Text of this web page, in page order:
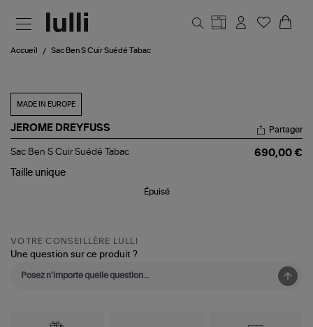
Accueil Sac Ben S Cuir Suédé Tabac
MADE IN EUROPE
JEROME DREYFUSS
Sac
S
Partager
Sac Ben S Cuir Suédé Tabac
690,00 €
Taille unique
Épuisé
VOTRE CONSEILLÈRE LULLI
Une question sur ce produit ?